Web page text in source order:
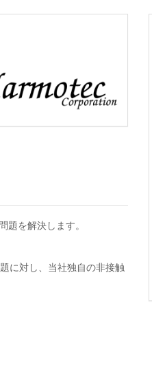
題を解決します。
に対し、当社独自の非接触